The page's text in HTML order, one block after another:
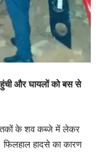
और घायलों को बस से
के शव कब्जे में लेकर
फिलहाल हादसे का कारण